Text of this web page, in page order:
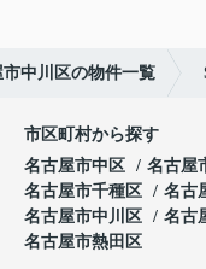
中川区の物件一覧
市区町村から探す
名古屋市中区
名古屋
名古屋市千種区
名古
名古屋市中川区
名古
名古屋市熱田区